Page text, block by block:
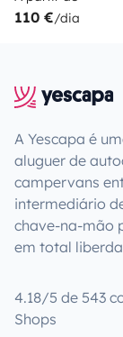
110 €/dia
A Yescapa é
aluguer de
campervans
intermediário
chave-na-mão
em total
4.18/5 de 543
Shops